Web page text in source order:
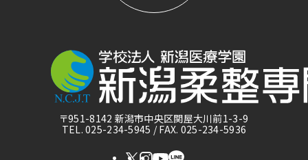
〒951-8142 新潟市中央区関屋大川前1-3-9
TEL. 025-234-5945 / FAX. 025-234-5936